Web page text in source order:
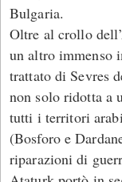
Bulgaria.
Oltre al crollo
un altro immenso
trattato di Sevres
non solo ridotta a
tutti i territori
(Bosforo e
riparazioni di